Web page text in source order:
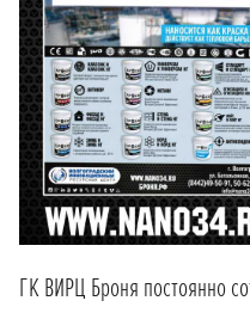
ГК ВИРЦ Броня постоянно